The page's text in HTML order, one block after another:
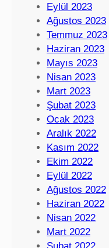
Eylül 2023
Ağustos 2023
Temmuz 2023
Haziran 2023
Mayıs 2023
Nisan 2023
Mart 2023
Şubat 2023
Ocak 2023
Aralık 2022
Kasım 2022
Ekim 2022
Eylül 2022
Ağustos 2022
Haziran 2022
Nisan 2022
Mart 2022